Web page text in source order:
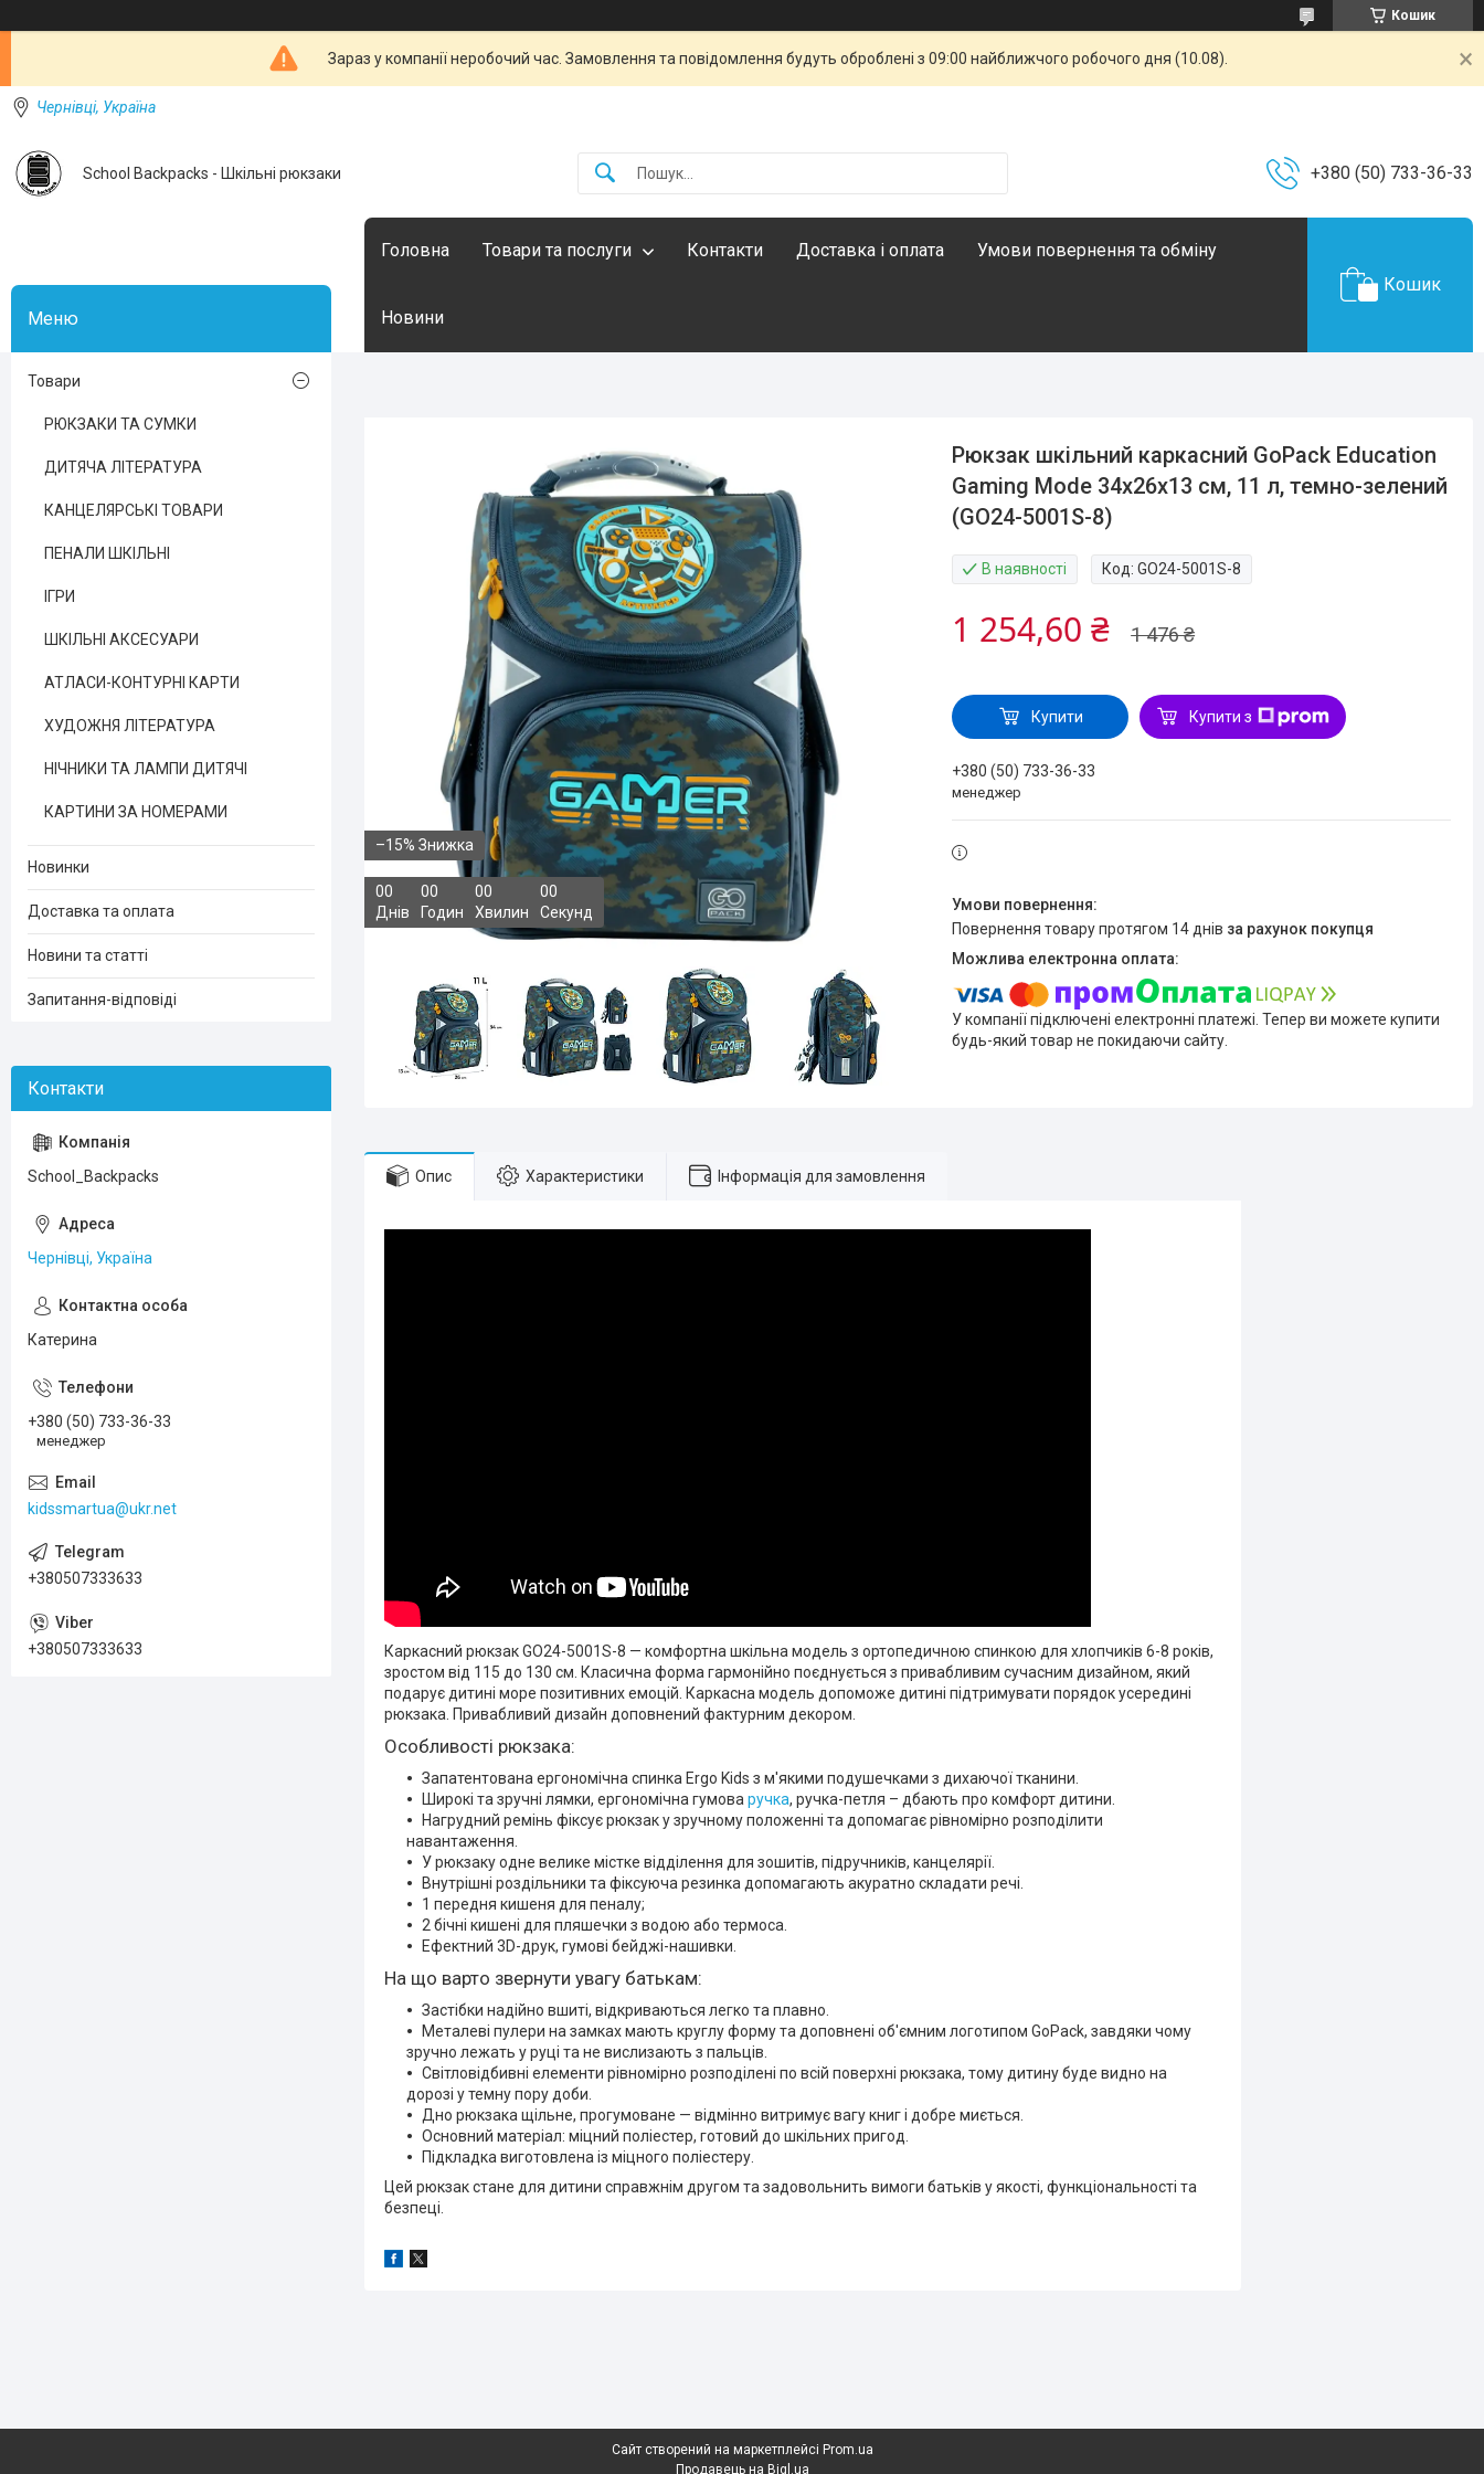
Кошик
Зараз у компанії неробочий час. Замовлення та повідомлення будуть оброблені з 09:00 найближчого робочого дня (10.08).
Чернівці, Україна
School Backpacks - Шкільні рюкзаки +380 (50) 733-36-33
Головна Товари та послуги Контакти Доставка і оплата Умови повернення та обміну
Новини
Кошик
–15%
00
Днів
00
Годин
00
Хвилин
00
Секунд
Рюкзак шкільний каркасний GoPack Education
Gaming Mode 34x26x13 см, 11 л, темно-зелений
(GO24-5001S-8)
В наявності Код:GO24-5001S-8
1 476 ₴
1 254,60 ₴
Купити Купити з
+380 (50) 733-36-33
менеджер
повернення товару протягом 14 днів за рахунок покупця
У компанії підключені електронні платежі. Тепер ви можете купити
будь-який товар не покидаючи сайту.
Опис Характеристики Інформація для замовлення
Каркасний рюкзак GO24-5001S-8 — комфортна шкільна модель з ортопедичною спинкою для хлопчиків 6-8 років,
зростом від 115 до 130 см. Класична форма гармонійно поєднується з привабливим сучасним дизайном, який
подарує дитині море позитивних емоцій. Каркасна модель допоможе дитині підтримувати порядок усередині
рюкзака. Привабливий дизайн доповнений фактурним декором.
Особливості рюкзака:
Запатентована ергономічна спинка Ergo Kids з м'якими подушечками з дихаючої тканини.
Широкі та зручні лямки, ергономічна гумова ручка, ручка-петля – дбають про комфорт дитини.
Нагрудний ремінь фіксує рюкзак у зручному положенні та допомагає рівномірно розподілити
навантаження.
У рюкзаку одне велике містке відділення для зошитів, підручників, канцелярії.
Внутрішні роздільники та фіксуюча резинка допомагають акуратно складати речі.
1 передня кишеня для пеналу;
2 бічні кишені для пляшечки з водою або термоса.
Ефектний 3D-друк, гумові бейджі-нашивки.
На що варто звернути увагу батькам:
Застібки надійно вшиті, відкриваються легко та плавно.
Металеві пулери на замках мають круглу форму та доповнені об'ємним логотипом GoPack, завдяки чому
зручно лежать у руці та не вислизають з пальців.
Світловідбивні елементи рівномірно розподілені по всій поверхні рюкзака, тому дитину буде видно на
дорозі у темну пору доби.
Дно рюкзака щільне, прогумоване — відмінно витримує вагу книг і добре миється.
Основний матеріал: міцний поліестер, готовий до шкільних пригод.
Підкладка виготовлена із міцного поліестеру.
Цей рюкзак стане для дитини справжнім другом та задовольнить вимоги батьків у якості, функціональності та
безпеці.
Товари
РЮКЗАКИ ТА СУМКИ
ДИТЯЧА ЛІТЕРАТУРА
КАНЦЕЛЯРСЬКІ ТОВАРИ
ПЕНАЛИ ШКІЛЬНІ
ІГРИ
ШКІЛЬНІ АКСЕСУАРИ
АТЛАСИ-КОНТУРНІ КАРТИ
ХУДОЖНЯ ЛІТЕРАТУРА
НІЧНИКИ ТА ЛАМПИ ДИТЯЧІ
КАРТИНИ ЗА НОМЕРАМИ
Новинки
Доставка та оплата
Новини та статті
Запитання-відповіді
School_Backpacks
Чернівці, Україна
Катерина
+380 (50) 733-36-33
менеджер
kidssmartua@ukr.net
+380507333633
+380507333633
Сайт створений на маркетплейсі Prom.ua
Продавець на Bigl.ua